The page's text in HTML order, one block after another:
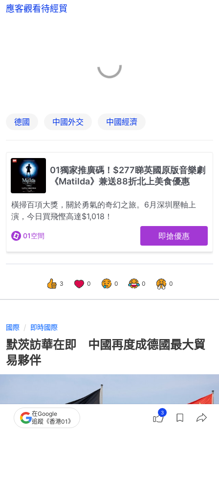
應客觀看待經貿
德國 中國外交 中國經濟
3 0 0 0 0
國際 即時國際
默茨訪華在即 中國再度成德國最大貿
易夥伴
在Google
追蹤《香港01》
3